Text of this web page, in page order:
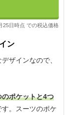
25日時点 での税込価格
ン
ザインなので、
ポケットと4つ
。スーツのポケ